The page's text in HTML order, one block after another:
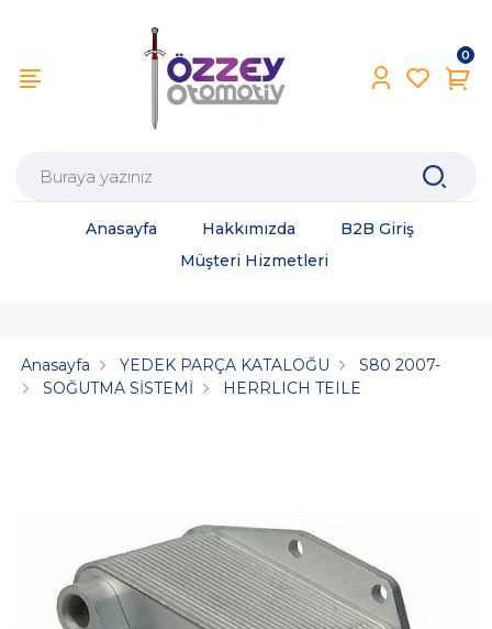
0
Anasayfa Hakkımızda
B2B Giriş
Müşteri Hizmetleri
Anasayfa YEDEK PARÇA KATALOĞU
S80 2007-
SOĞUTMA SİSTEMİ
HERRLICH TEILE